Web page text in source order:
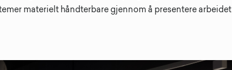
materielt håndterbare gjennom å presentere arbeidet